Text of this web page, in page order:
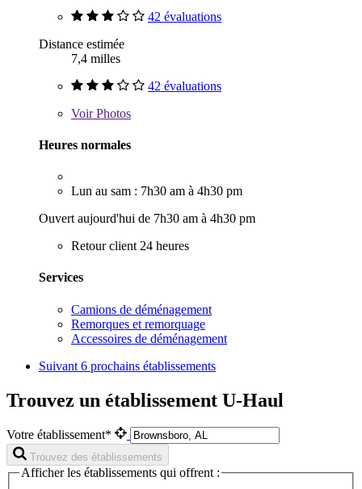
42 évaluations
Distance estimée
7,4 milles
42 évaluations
VoirPhotos
Heures normales
Lun au sam : 7h30 am à 4h30 pm
Ouvert aujourd'hui de 7h30 am à 4h30 pm
Retour client 24 heures
Services
Camions de déménagement
Remorques et remorquage
Accessoires de déménagement
Suivant 6 prochains établissements
Trouvez un établissement U-Haul
Votre établissement*
Trouvez des établissements
Afficher les établissements qui offrent :